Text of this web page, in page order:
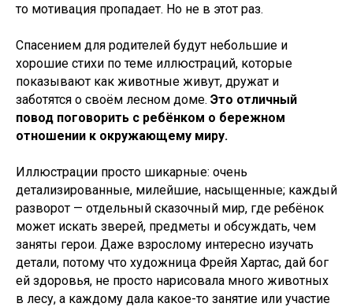
то мотивация пропадает. Но не в этот раз.
Спасением для родителей будут небольшие и
хорошие стихи по теме иллюстраций, которые
показывают как животные живут, дружат и
заботятся о своём лесном доме. Это отличный
повод поговорить с ребёнком о бережном
отношении к окружающему миру.
Иллюстрации просто шикарные: очень
детализированные, милейшие, насыщенные; каждый
разворот — отдельный сказочный мир, где ребёнок
может искать зверей, предметы и обсуждать, чем
заняты герои. Даже взрослому интересно изучать
детали, потому что художница Фрейя Хартас, дай бог
ей здоровья, не просто нарисовала много животных
в лесу, а каждому дала какое-то занятие или участие